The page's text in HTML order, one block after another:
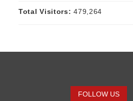
Total Visitors:479,264
FOLLOW US